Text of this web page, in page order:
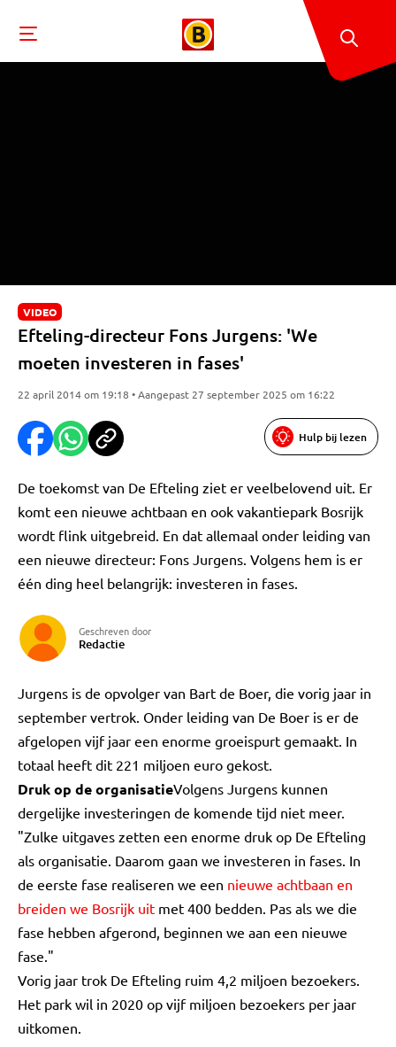
VIDEO
Efteling-directeur Fons Jurgens: 'We
moeten investeren in fases'
22 april 2014 om 19:18 • Aangepast 27 september 2025 om 16:22
Hulp bij lezen
De toekomst van De Efteling ziet er veelbelovend uit. Er
komt een nieuwe achtbaan en ook vakantiepark Bosrijk
wordt flink uitgebreid. En dat allemaal onder leiding van
een nieuwe directeur: Fons Jurgens. Volgens hem is er
één ding heel belangrijk: investeren in fases.
Geschreven door
Redactie
Jurgens is de opvolger van Bart de Boer, die vorig jaar in
september vertrok. Onder leiding van De Boer is er de
afgelopen vijf jaar een enorme groeispurt gemaakt. In
totaal heeft dit 221 miljoen euro gekost.
Druk op de organisatieVolgens Jurgens kunnen
dergelijke investeringen de komende tijd niet meer.
"Zulke uitgaves zetten een enorme druk op De Efteling
als organisatie. Daarom gaan we investeren in fases. In
de eerste fase realiseren we een nieuwe achtbaan en
breiden we Bosrijk uit met 400 bedden. Pas als we die
fase hebben afgerond, beginnen we aan een nieuwe
fase."
Vorig jaar trok De Efteling ruim 4,2 miljoen bezoekers.
Het park wil in 2020 op vijf miljoen bezoekers per jaar
uitkomen.